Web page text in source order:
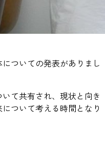
ついての発表がありまし
て共有され、現状と向き
ついて考える時間となり